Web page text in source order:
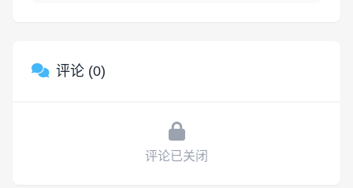
评论 (0)
评论已关闭